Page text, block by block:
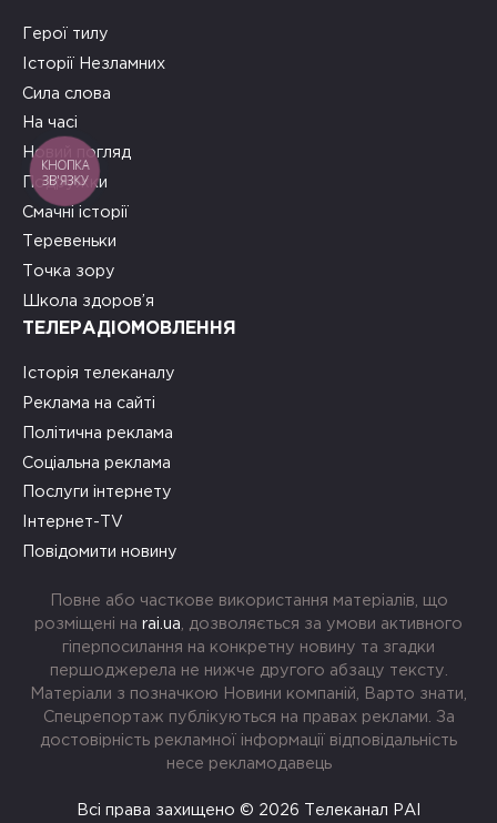
Герої тилу
Історії Незламних
Сила слова
На часі
Новий погляд
Подружки
Смачні історії
Теревеньки
Точка зору
Школа здоров’я
ТЕЛЕРАДІОМОВЛЕННЯ
Історія телеканалу
Реклама на сайті
Політична реклама
Соціальна реклама
Послуги інтернету
Інтернет-TV
Повідомити новину
Повне або часткове використання матеріалів, що
розміщені на rai.ua , дозволяється за умови активного
гіперпосилання на конкретну новину та згадки
першоджерела не нижче другого абзацу тексту.
Матеріали з позначкою Новини компаній, Варто знати,
Спецрепортаж публікуються на правах реклами. За
достовірність рекламної інформації відповідальність
несе рекламодавець
Всі права захищено © 2026 Телеканал РАІ
КНОПКА
ЗВ'ЯЗКУ